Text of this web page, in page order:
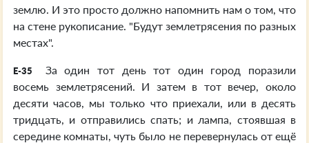
землю. И это просто должно напомнить нам о том, что
на стене рукописание. "Будут землетрясения по разных
местах".
E-35
За один тот день тот один город поразили
восемь землетрясений. И затем в тот вечер, около
десяти часов, мы только что приехали, или в десять
тридцать, и отправились спать; и лампа, стоявшая в
середине комнаты, чуть было не перевернулась от ещё